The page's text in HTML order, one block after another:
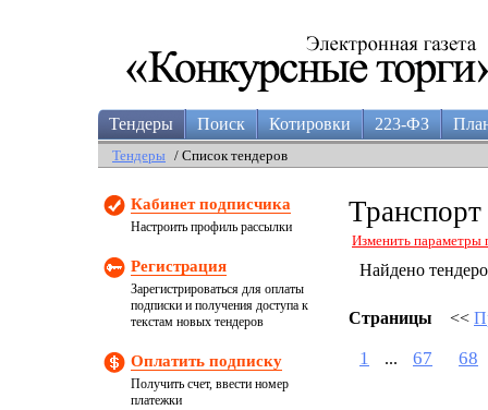
Тендеры Поиск Котировки 223-ФЗ
Тендеры / Список тендеров
Кабинет подписчика
Настроить профиль рассылки
Регистрация
Зарегистрироваться для оплаты
подписки и получения доступа к
текстам новых тендеров
Оплатить подписку
Получить счет, ввести номер
платежки
Транспорт
Изменить параметры
Найдено
Страницы <<
1 ... 67 68